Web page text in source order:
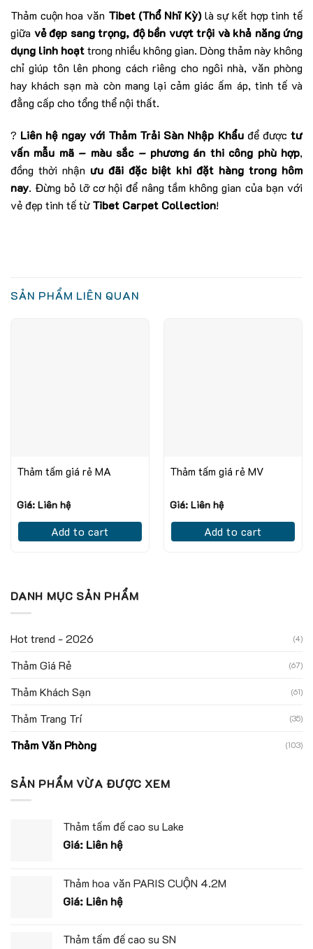
Thảm cuộn hoa văn Tibet (Thổ Nhĩ Kỳ)là sự kết hợp tinh tế
giữa vẻ đẹp sang trọng, độ bền vượt trội và khả năng ứng
dụng linh hoạttrong nhiều không gian. Dòng thảm này không
chỉ giúp tôn lên phong cách riêng cho ngôi nhà, văn phòng
hay khách sạn mà còn mang lại cảm giác ấm áp, tinh tế và
đẳng cấp cho tổng thể nội thất.
? Liên hệ ngay với Thảm Trải Sàn Nhập Khẩu để đượctư
vấn mẫu mã – màu sắc – phương án thi công phù hợp,
đồng thời nhận ưu đãi đặc biệt khi đặt hàng trong hôm
nay. Đừng bỏ lỡ cơ hội để nâng tầm không gian của bạn với
vẻ đẹp tinh tế từTibet Carpet Collection!
SẢN PHẨM LIÊN QUAN
Thảm tấm giá rẻ MA
Giá: Liên hệ
Add to cart
Thảm tấm giá rẻ MV
Giá: Liên hệ
Add to cart
DANH MỤC SẢN PHẨM
Hot trend - 2026 (4)
Thảm Giá Rẻ (67)
Thảm Khách Sạn (61)
Thảm Trang Trí (35)
Thảm Văn Phòng (103)
SẢN PHẨM VỪA ĐƯỢC XEM
Thảm tấm đế cao su Lake
Giá: Liên hệ
Thảm hoa văn PARIS CUỘN 4.2M
Giá: Liên hệ
Thảm tấm đế cao su SN